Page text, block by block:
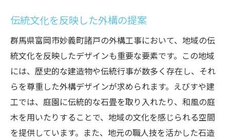
伝統文化を反映した外構の提案
群馬県富岡市妙義町諸戸の外構工事において、地域の伝
統文化を反映したデザインも重要な要素です。この地域
には、歴史的な建造物や伝統行事が数多く存在し、それ
らを尊重した外構デザインが求められます。えびすや建
工では、庭園に伝統的な石畳を取り入れたり、和風の庭
木を用いたりすることで、地域の文化を感じられる空間
を提供しています。また、地元の職人技を活かした石造